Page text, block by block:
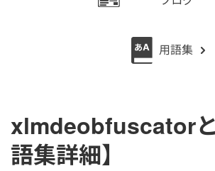
xlmdeobfuscator
語集詳細】